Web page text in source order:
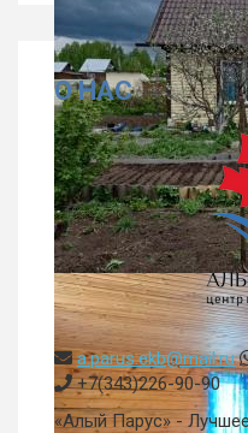
О НАС
a.parus.ekb@mail.ru
+7(343)226-90-90
«Алый Парус» -